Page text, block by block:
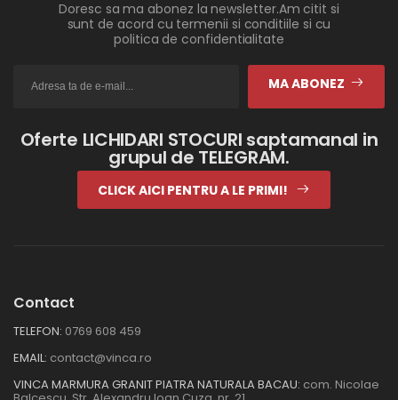
Doresc sa ma abonez la newsletter.Am citit si
sunt de acord cu termenii si conditiile si cu
politica de confidentialitate
MA ABONEZ
Oferte LICHIDARI STOCURI saptamanal in
grupul de TELEGRAM.
CLICK AICI PENTRU A LE PRIMI!
Contact
TELEFON: 0769 608 459
EMAIL: contact@vinca.ro
VINCA MARMURA GRANIT PIATRA NATURALA BACAU: com. Nicolae